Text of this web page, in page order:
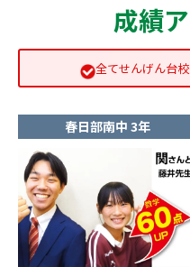
成績
全てせんげん台
春日部南中 3年